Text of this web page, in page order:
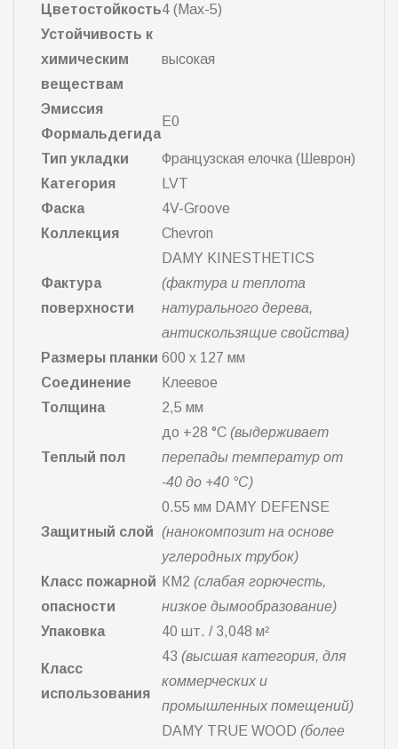
Цветостойкость4 (Max-5)
Устойчивость к
химическим
веществам
высокая
Эмиссия
Формальдегида
E0
Тип укладки
Французская елочка (Шеврон)
Категория
LVT
Фаска
4V-Groove
Коллекция
Chevron
Фактура
поверхности
DAMY KINESTHETICS
(фактура и теплота
натурального дерева,
антискользящие свойства)
Размеры планки 600 х 127 мм
Соединение
Клеевое
Толщина
2,5 мм
Теплый пол
до +28 °С (выдерживает
перепады температур от
-40 до +40 °С)
Защитный слой
0.55 мм DAMY DEFENSE
(нанокомпозит на основе
углеродных трубок)
Класс пожарной
опасности
КМ2 (слабая горючесть,
низкое дымообразование)
Упаковка
40 шт. / 3,048 м²
Класс
использования
43 (высшая категория, для
коммерческих и
промышленных помещений)
DAMY TRUE WOOD (более